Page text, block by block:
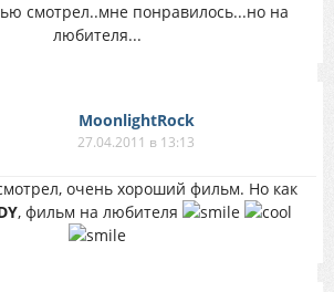
смотрел..мне понравилось...но на
любителя...
MoonlightRock
27.04.2011 в 13:13
очень хороший фильм. Но как
, фильм на любителя